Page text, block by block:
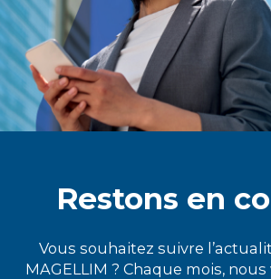
Restons en
Vous souhaitez suivre
MAGELLIM ? Chaque mois,